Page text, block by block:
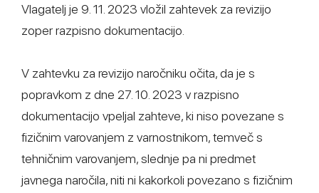
Vlagatelj je 9. 11. 2023 vložil zahtevek za revizijo
zoper razpisno dokumentacijo.
V zahtevku za revizijo naročniku očita, da je s
popravkom z dne 27. 10. 2023 v razpisno
dokumentacijo vpeljal zahteve, ki niso povezane s
fizičnim varovanjem z varnostnikom, temveč s
tehničnim varovanjem, slednje pa ni predmet
javnega naročila, niti ni kakorkoli povezano s fizičnim